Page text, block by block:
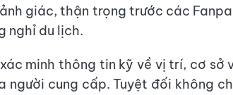
giác, thận trọng trước các
nghỉ du lịch.
minh thông tin kỹ về vị trí, cơ sở
người cung cấp. Tuyệt đối không